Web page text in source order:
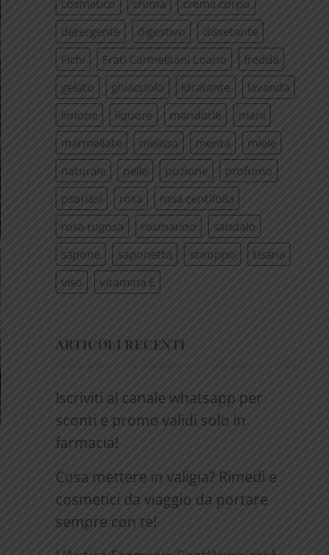
cosmetico
crema
crema corpo
detergente
digestivo
dissetante
Fichi
Frati Carmelitani Loano
fredda
gelato
ghiacciolo idratante
lavanda
limone
liquore mandorle
mani
marmellate
melissa menta
miele
naturale
pelle pozione
profumo
psoriasi
rosa
rosa centifolia
rosa rugosa
rosmarino
sandalo
sapone
saponetta sciroppo
tisana
viso
vitamina E
ARTICOLI RECENTI
Iscriviti al canale whatsapp per
sconti e promo validi solo in
farmacia!
Cosa mettere in valigia? Rimedi e
cosmetici da viaggio da portare
sempre con te!